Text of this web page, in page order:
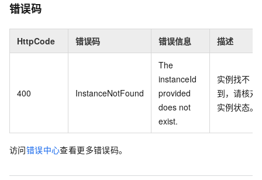
错误码
HttpCode 错误码 错误信息 描述
400 InstanceNotFound
The
instanceId
provided
does not
exist.
实例找不
到，请核对
实例状态。
访问错误中心查看更多错误码。